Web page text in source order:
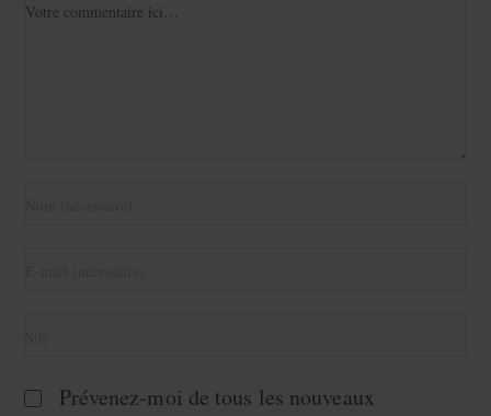
Prévenez-moi de tous les nouveaux